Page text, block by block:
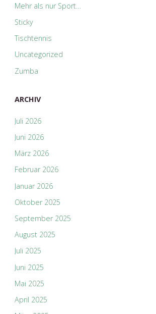
Mehr als nur Sport…
Sticky
Tischtennis
Uncategorized
Zumba
ARCHIV
Juli 2026
Juni 2026
März 2026
Februar 2026
Januar 2026
Oktober 2025
September 2025
August 2025
Juli 2025
Juni 2025
Mai 2025
April 2025